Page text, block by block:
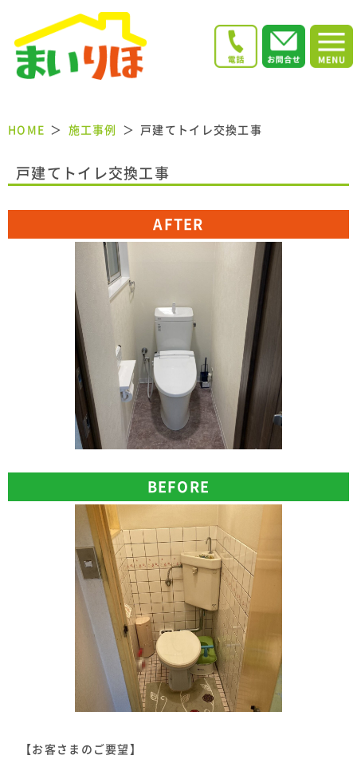
HOME 施工事例 戸建てトイレ交換工事
戸建てトイレ交換工事
AFTER
BEFORE
【お客さまのご要望】